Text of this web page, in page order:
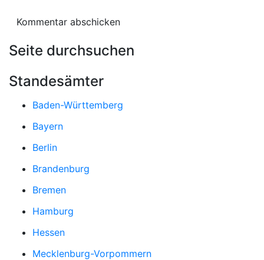
Seite durchsuchen
Standesämter
Baden-Württemberg
Bayern
Berlin
Brandenburg
Bremen
Hamburg
Hessen
Mecklenburg-Vorpommern